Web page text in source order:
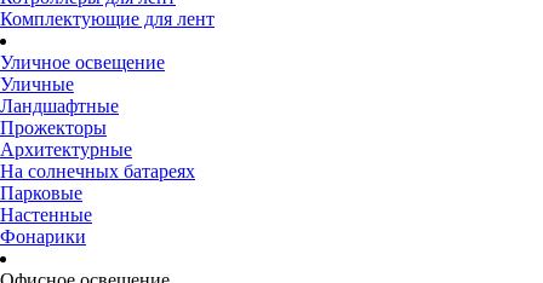
Комплектующие для лент
Уличное освещение
Уличные
Ландшафтные
Прожекторы
Архитектурные
На солнечных батареях
Парковые
Настенные
Фонарики